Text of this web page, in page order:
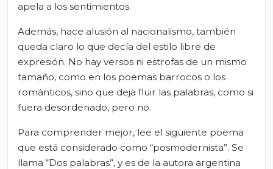
apela a los sentimientos.
Además, hace alusión al nacionalismo, también
queda claro lo que decía del estilo libre de
expresión. No hay versos ni estrofas de un mismo
tamaño, como en los poemas barrocos o los
románticos, sino que deja fluir las palabras, como si
fuera desordenado, pero no.
Para comprender mejor, lee el siguiente poema
que está considerado como “posmodernista”. Se
llama “Dos palabras”, y es de la autora argentina